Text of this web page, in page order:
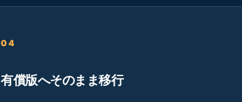
04
有償版へそのまま移行